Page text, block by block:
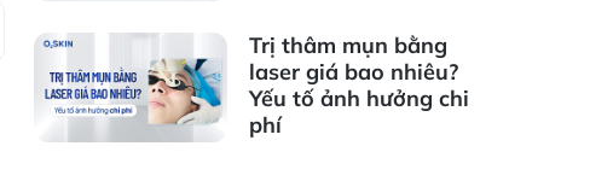
Trị thâm mụn bằng
laser giá bao nhiêu?
Yếu tố ảnh hưởng chi
phí